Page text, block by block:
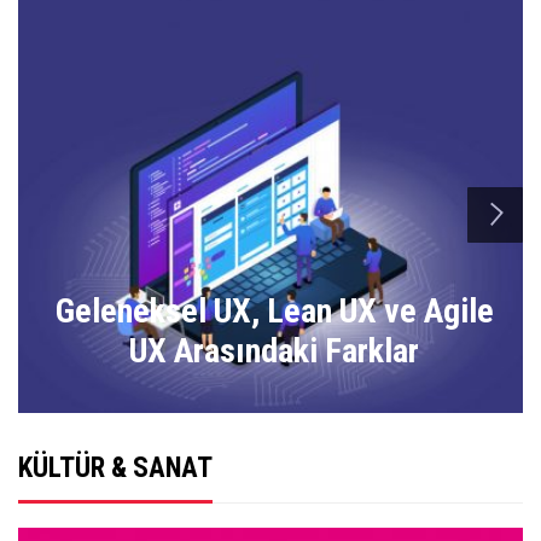
Geleneksel UX, Lean UX ve Agile
UX Arasındaki Farklar
KÜLTÜR & SANAT